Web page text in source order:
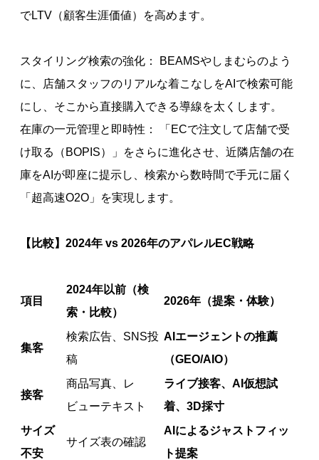
でLTV（顧客生涯価値）を高めます。
スタイリング検索の強化： BEAMSやしまむらのよう
に、店舗スタッフのリアルな着こなしをAIで検索可能
にし、そこから直接購入できる導線を太くします。
在庫の一元管理と即時性： 「ECで注文して店舗で受
け取る（BOPIS）」をさらに進化させ、近隣店舗の在
庫をAIが即座に提示し、検索から数時間で手元に届く
「超高速O2O」を実現します。
【比較】2024年 vs 2026年のアパレルEC戦略
項目
2024年以前（検
索・比較）
2026年（提案・体験）
集客
検索広告、SNS投
稿
AIエージェントの推薦
（GEO/AIO）
接客
商品写真、レ
ビューテキスト
ライブ接客、AI仮想試
着、3D採寸
サイズ
不安
サイズ表の確認
AIによるジャストフィッ
ト提案